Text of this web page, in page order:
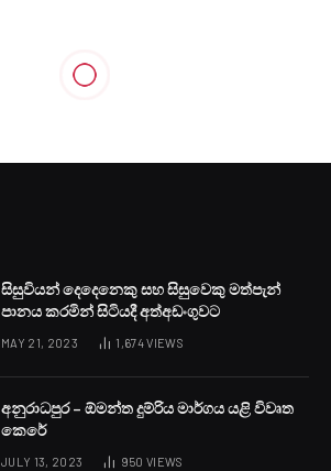
සිසුවියන් දෙදෙනෙකු සහ සිසුවෙකු මත්පැන්
පානය කරමින් සිටියදී අත්අඩංගුවට
MAY 21, 2023 1,674VIEWS
අනුරාධපුර – ඕමන්ත දුම්රිය මාර්ගය යළි විවෘත
කෙරේ
JULY 13, 2023 950 VIEWS